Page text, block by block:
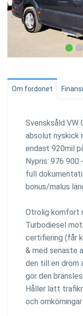
Om fordonet
Svensksåld VW
absolut nyskick
endast 920mil
Nypris: 976
full
bonus/malus
Otrolig komfort
Turbodiesel
certifiering (får
& med senaste
den till en dröm
gör den
Håller lätt
och